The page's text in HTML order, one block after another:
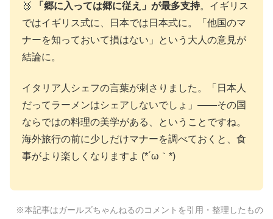
🥉 「郷に入っては郷に従え」が最多支持。イギリス
ではイギリス式に、日本では日本式に。「他国のマ
ナーを知っておいて損はない」という大人の意見が
結論に。
イタリア人シェフの言葉が刺さりました。「日本人
だってラーメンはシェアしないでしょ」——その国
ならではの料理の美学がある、ということですね。
海外旅行の前に少しだけマナーを調べておくと、食
事がより楽しくなりますよ (*´ω｀*)
※本記事はガールズちゃんねるのコメントを引用・整理したもの